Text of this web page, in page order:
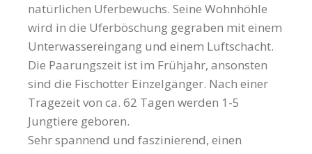
natürlichen Uferbewuchs. Seine Wohnhöhle
wird in die Uferböschung gegraben mit einem
Unterwassereingang und einem Luftschacht.
Die Paarungszeit ist im Frühjahr, ansonsten
sind die Fischotter Einzelgänger. Nach einer
Tragezeit von ca. 62 Tagen werden 1-5
Jungtiere geboren.
Sehr spannend und faszinierend, einen